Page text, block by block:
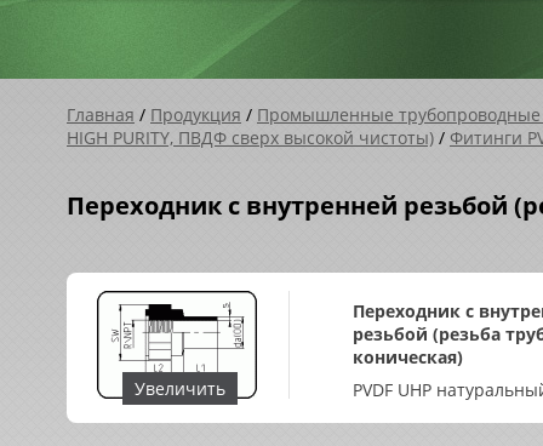
Главная / Продукция / Промышленные
HIGH PURITY, ПВДФ cверх высокой чистоты) / Фитинги
Переходник с внутренней резьбой
Увеличить
Переходник с
резьбой (резьба
коническая)
PVDF UHP